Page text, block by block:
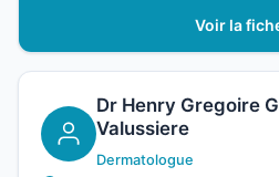
Voir la
Dr Henry Gregoire
Valussiere
Dermatologue